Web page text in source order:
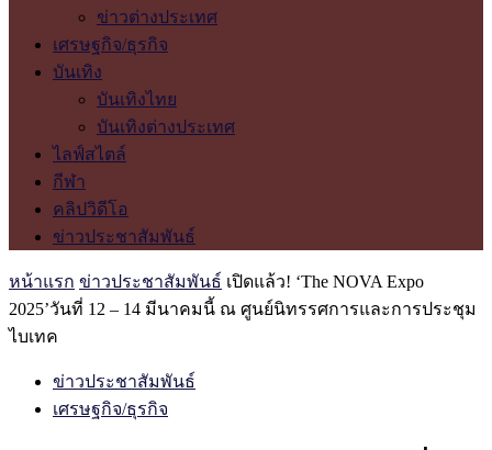
ข่าวต่างประเทศ
เศรษฐกิจ/ธุรกิจ
บันเทิง
บันเทิงไทย
บันเทิงต่างประเทศ
ไลฟ์สไตล์
กีฬา
คลิปวิดีโอ
ข่าวประชาสัมพันธ์
หน้าแรก ข่าวประชาสัมพันธ์ เปิดแล้ว! ‘The NOVA Expo
2025’วันที่ 12 – 14 มีนาคมนี้ ณ ศูนย์นิทรรศการและการประชุม
ไบเทค
ข่าวประชาสัมพันธ์
เศรษฐกิจ/ธุรกิจ